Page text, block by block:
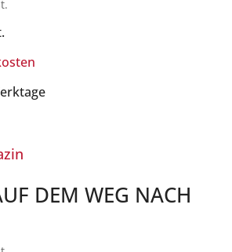
DEM WEG NACH